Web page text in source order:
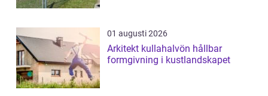
01 augusti 2026
Arkitekt kullahalvön hållbar
formgivning i kustlandskapet